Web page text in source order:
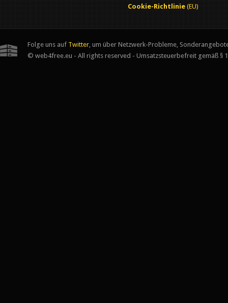
Cookie-Richtlinie (EU)
Folge uns auf Twitter , um über Netzwerk-Probleme,
© web4free.eu - All rights reserved - Umsatzsteuerbefreit gemäß §